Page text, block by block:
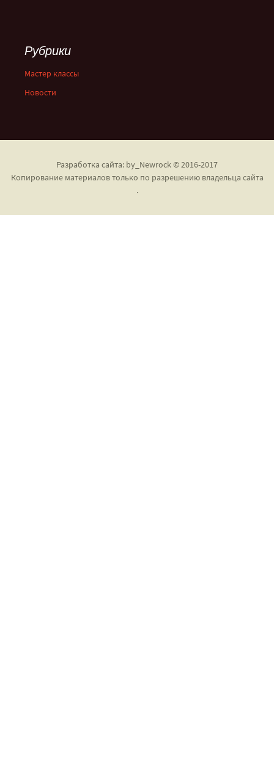
Рубрики
Мастер классы
Новости
Разработка сайта: by_Newrock © 2016-2017
Копирование материалов только по разрешению владельца сайта
.